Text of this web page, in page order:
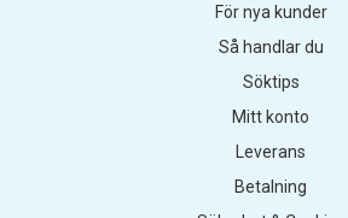
För nya kunder
Så handlar du
Söktips
Mitt konto
Leverans
Betalning